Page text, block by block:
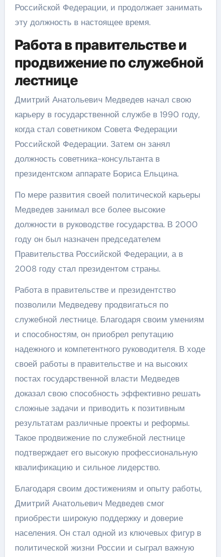
Российской Федерации, и продолжает занимать
эту должность в настоящее время.
Работа в правительстве и
продвижение по служебной
лестнице
Дмитрий Анатольевич Медведев начал свою
карьеру в государственной службе в 1990 году,
когда стал советником Совета Федерации
Российской Федерации. Затем он занял
должность советника-консультанта в
президентском аппарате Бориса Ельцина.
По мере развития своей политической карьеры
Медведев занимал все более высокие
должности в руководстве государства. В 2000
году он был назначен председателем
Правительства Российской Федерации, а в
2008 году стал президентом страны.
Работа в правительстве и президентство
позволили Медведеву продвигаться по
служебной лестнице. Благодаря своим умениям
и способностям, он приобрел репутацию
надежного и компетентного руководителя. В ходе
своей работы в правительстве и на высоких
постах государственной власти Медведев
доказал свою способность эффективно решать
сложные задачи и приводить к позитивным
результатам различные проекты и реформы.
Такое продвижение по служебной лестнице
подтверждает его высокую профессиональную
квалификацию и сильное лидерство.
Благодаря своим достижениям и опыту работы,
Дмитрий Анатольевич Медведев смог
приобрести широкую поддержку и доверие
населения. Он стал одной из ключевых фигур в
политической жизни России и сыграл важную